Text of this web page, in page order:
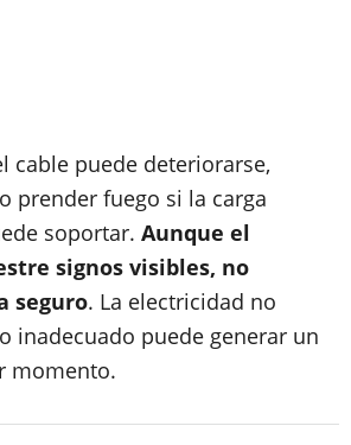
cable puede deteriorarse,
prender fuego si la carga
soportar. Aunque el
signos visibles, no
seguro. La electricidad no
inadecuado puede generar un
momento.